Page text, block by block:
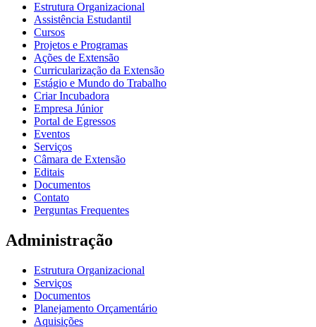
Estrutura Organizacional
Assistência Estudantil
Cursos
Projetos e Programas
Ações de Extensão
Curricularização da Extensão
Estágio e Mundo do Trabalho
Criar Incubadora
Empresa Júnior
Portal de Egressos
Eventos
Serviços
Câmara de Extensão
Editais
Documentos
Contato
Perguntas Frequentes
Administração
Estrutura Organizacional
Serviços
Documentos
Planejamento Orçamentário
Aquisições